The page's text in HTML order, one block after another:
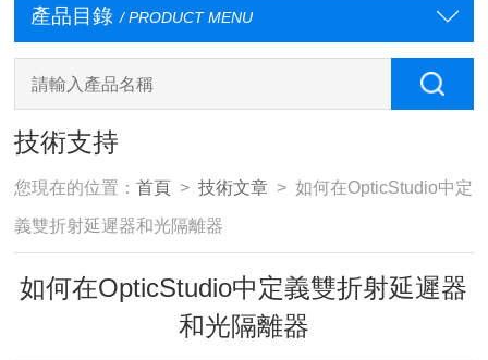
產品目錄 / PRODUCT MENU
技術支持
您現在的位置：首頁 >技術文章 > 如何在OpticStudio中定
義雙折射延遲器和光隔離器
如何在OpticStudio中定義雙折射延遲器
和光隔離器